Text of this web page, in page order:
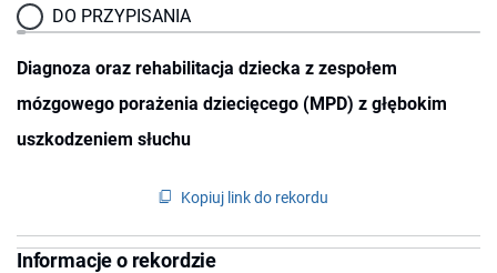
DO PRZYPISANIA
Diagnoza oraz rehabilitacja dziecka z zespołem
mózgowego porażenia dziecięcego (MPD) z głębokim
uszkodzeniem słuchu
Kopiuj link do rekordu
Informacje o rekordzie